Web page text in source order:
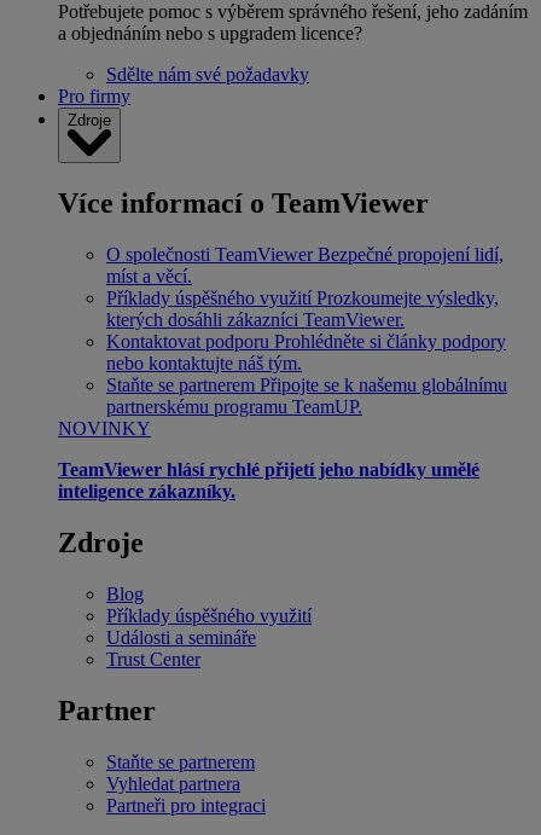
Potřebujete pomoc s výběrem správného řešení, jeho zadáním
a objednáním nebo s upgradem licence?
Sdělte nám své požadavky
Pro firmy
Zdroje
Více informací o TeamViewer
O společnosti TeamViewer Bezpečné propojení lidí,
míst a věcí.
Příklady úspěšného využití Prozkoumejte výsledky,
kterých dosáhli zákazníci TeamViewer.
Kontaktovat podporu Prohlédněte si články podpory
nebo kontaktujte náš tým.
Staňte se partnerem Připojte se k našemu globálnímu
partnerskému programu TeamUP.
NOVINKY
TeamViewer hlásí rychlé přijetí jeho nabídky umělé
inteligence zákazníky.
Zdroje
Blog
Příklady úspěšného využití
Události a semináře
Trust Center
Partner
Staňte se partnerem
Vyhledat partnera
Partneři pro integraci